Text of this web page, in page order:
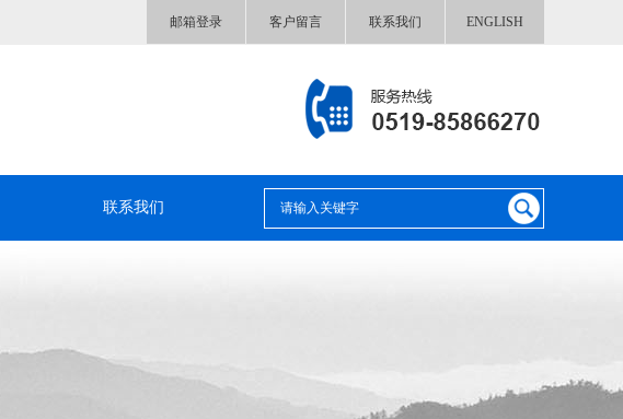
ENGLISH
联系我们
客户留言
邮箱登录
联系我们